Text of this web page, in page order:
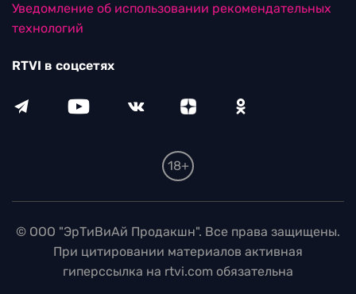
Уведомление об использовании рекомендательных
технологий
RTVI в соцсетях
18+
© ООО "ЭрТиВиАй Продакшн". Все права защищены.
При цитировании материалов активная
гиперссылка на rtvi.com обязательна